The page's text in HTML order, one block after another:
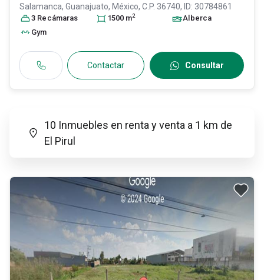
Salamanca, Guanajuato, México, C.P. 36740, ID: 30784861
3 Recámaras 1500 m2
Alberca
Gym
Contactar Consultar
10 Inmuebles en renta y venta a 1 km de
El Pirul